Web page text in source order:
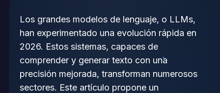
Los grandes modelos de lenguaje, o LLMs,
han experimentado una evolución rápida en
2026. Estos sistemas, capaces de
comprender y generar texto con una
precisión mejorada, transforman numerosos
sectores. Este artículo propone un